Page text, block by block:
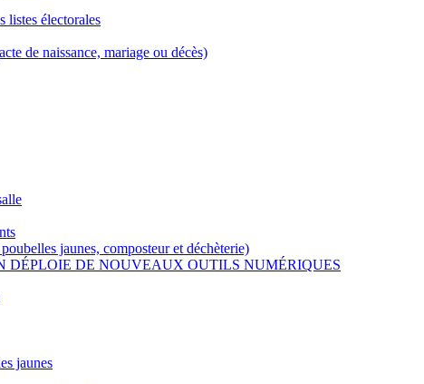
listes électorales
de naissance, mariage ou décès)
jaunes, composteur et déchèterie)
DÉPLOIE DE NOUVEAUX OUTILS NUMÉRIQUES
jaunes